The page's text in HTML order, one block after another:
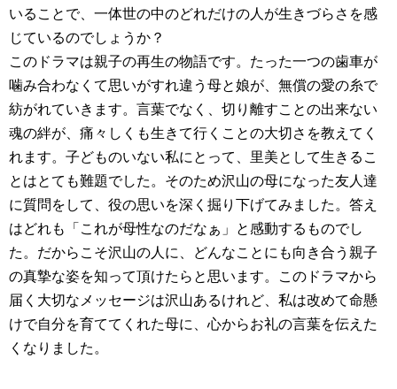
いることで、一体世の中のどれだけの人が生きづらさを感
じているのでしょうか？
このドラマは親子の再生の物語です。たった一つの歯車が
噛み合わなくて思いがすれ違う母と娘が、無償の愛の糸で
紡がれていきます。言葉でなく、切り離すことの出来ない
魂の絆が、痛々しくも生きて行くことの大切さを教えてく
れます。子どものいない私にとって、里美として生きるこ
とはとても難題でした。そのため沢山の母になった友人達
に質問をして、役の思いを深く掘り下げてみました。答え
はどれも「これが母性なのだなぁ」と感動するものでし
た。だからこそ沢山の人に、どんなことにも向き合う親子
の真摯な姿を知って頂けたらと思います。このドラマから
届く大切なメッセージは沢山あるけれど、私は改めて命懸
けで自分を育ててくれた母に、心からお礼の言葉を伝えた
くなりました。